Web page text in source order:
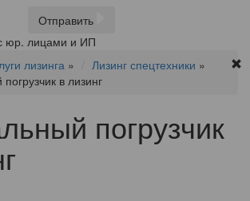
Отправить
юр. лицами и ИП
лизинга » Лизинг спецтехники »
в лизинг
погрузчик